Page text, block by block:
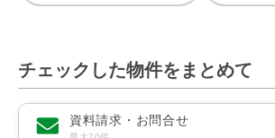
チェックした物件をまとめて
資料請求・お問合せ